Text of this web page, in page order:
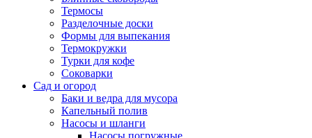
Термосы
Разделочные доски
Формы для выпекания
Термокружки
Турки для кофе
Соковарки
Сад и огород
Баки и ведра для мусора
Капельный полив
Насосы и шланги
Насосы погружные